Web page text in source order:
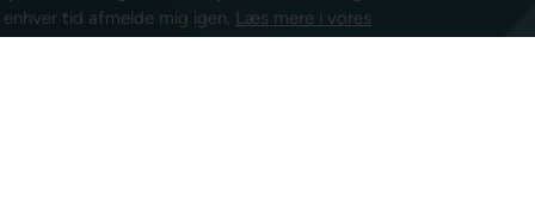
tid afmelde mig igen. Læs mere i vores
post